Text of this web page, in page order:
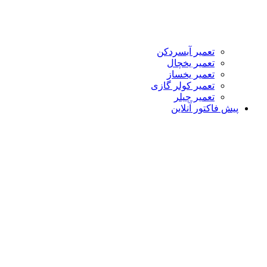
تعمیر آبسردکن
تعمیر یخچال
تعمیر یخساز
تعمیر کولر گازی
تعمیر چیلر
پیش فاکتور آنلاین